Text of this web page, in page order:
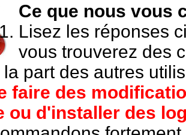
Ce que nous vous
Lisez les réponses
vous trouverez des
part des autres
faire des
ou d'installer des